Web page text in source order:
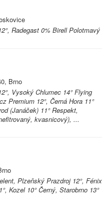
Radegast 0% Birell Polotmavý
Brno
Vysoký Chlumec 14° Flying
Premium 12°, Černá Hora 11°
(Janáček) 11° Respekt,
kvasnicový), ...
Plzeňský Prazdroj 12°, Fénix
Kozel 10° Černý, Starobrno 13°